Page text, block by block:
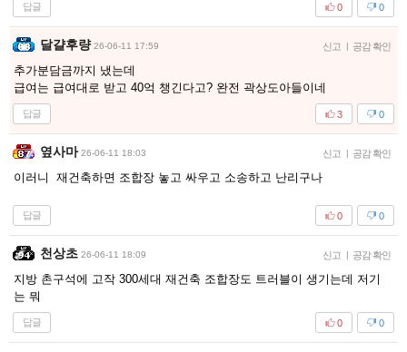
답글 0
0
달걀후량 26-06-11 17:59 신고 | 공감 확인
추가분담금까지 냈는데
급여는 급여대로 받고 40억 챙긴다고? 완전 곽상도아들이네
답글 0
3
옆사마 26-06-11 18:03 신고 | 공감 확인
이러니 재건축하면 조합장 놓고 싸우고 소송하고 난리구나
답글 0
0
천상초 26-06-11 18:09 신고 | 공감 확인
지방 촌구석에 고작 300세대 재건축 조합장도 트러블이 생기는데 저기
는 뭐
답글 0
0